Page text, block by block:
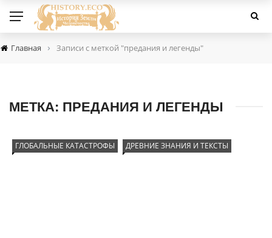
Главная › Записи с меткой "предания и легенды"
МЕТКА: ПРЕДАНИЯ И ЛЕГЕНДЫ
ГЛОБАЛЬНЫЕ КАТАСТРОФЫ ДРЕВНИЕ ЗНАНИЯ И ТЕКСТЫ